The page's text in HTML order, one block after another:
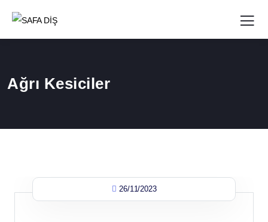
Ağrı Kesiciler
26/11/2023